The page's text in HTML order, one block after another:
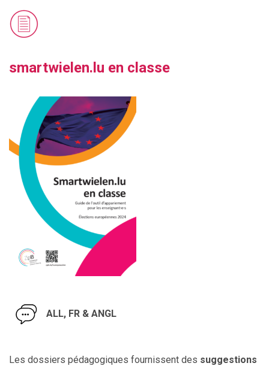
smartwielen.lu en classe
ALL, FR & ANGL
Les dossiers pédagogiques fournissent des suggestions